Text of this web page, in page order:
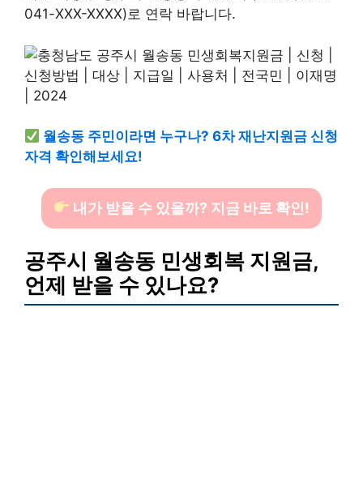
041-XXX-XXXX)로 연락 바랍니다.
월송동 주민이라면 누구나? 6차 재난지원금 신청
자격 확인해보세요!
내가 받을 수 있을까? 지금 바로 확인!
공주시 월송동 민생회복 지원금,
언제 받을 수 있나요?